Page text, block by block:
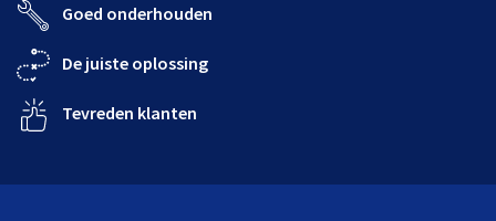
Goed onderhouden
De juiste oplossing
Tevreden klanten